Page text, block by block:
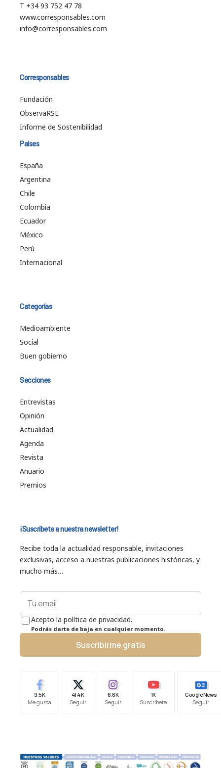
T +34 93 752 47 78
www.corresponsables.com
info@corresponsables.com
Corresponsables
Fundación
ObservaRSE
Informe de Sostenibilidad
Países
España
Argentina
Chile
Colombia
Ecuador
México
Perú
Internacional
Categorías
Medioambiente
Social
Buen gobierno
Secciones
Entrevistas
Opinión
Actualidad
Agenda
Revista
Anuario
Premios
¡Suscríbete a nuestra newsletter!
Recibe toda la actualidad responsable, invitaciones
exclusivas, acceso a nuestras publicaciones históricas, y
mucho más…
Acepto la política de privacidad.
Podrás darte de baja en cualquier momento.
Suscribirme gratis
9.5K
Me gusta
41.4K
Seguir
6.6K
Seguir
1K
Suscríbete
Google News
Seguir